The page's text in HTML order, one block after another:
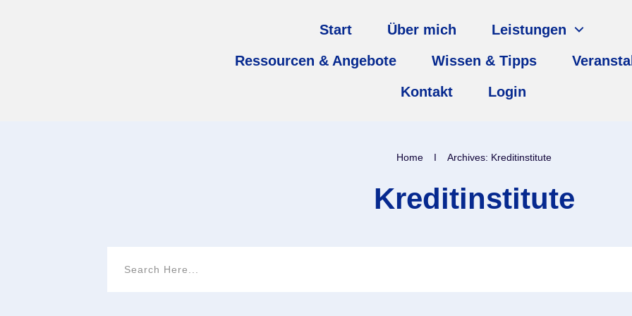
Start Über mich
Leistungen
Ressourcen & Angebote
Wissen & Tipps
Kontakt
Login
Home I Archives: Kreditinstitute
Kreditinstitute